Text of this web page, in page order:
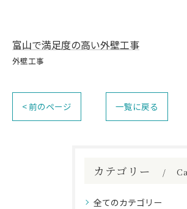
富山で満足度の高い外壁工事
外壁工事
< 前のページ 一覧に戻る
カテゴリー
全てのカテゴリー